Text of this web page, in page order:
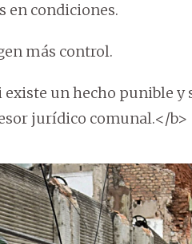
en condiciones.
más control.
un hecho punible y
jurídico comunal.</b>